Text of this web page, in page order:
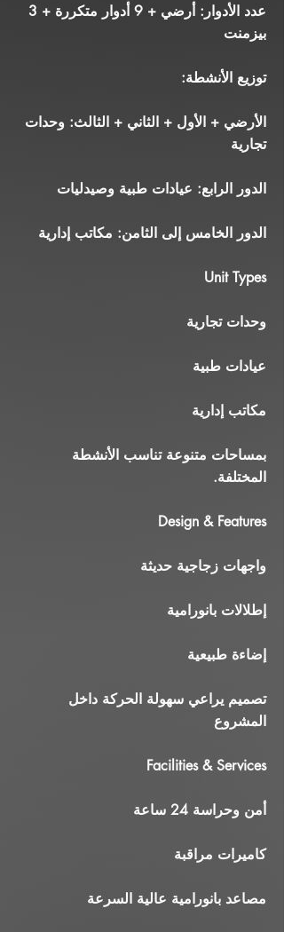
عدد الأدوار: أرضي + 9 أدوار متكررة + 3
بيزمنت
توزيع الأنشطة:
الأرضي + الأول + الثاني + الثالث: وحدات
تجارية
الدور الرابع: عيادات طبية وصيدليات
الدور الخامس إلى الثامن: مكاتب إدارية
Unit Types
وحدات تجارية
عيادات طبية
مكاتب إدارية
بمساحات متنوعة تناسب الأنشطة
المختلفة.
Design & Features
واجهات زجاجية حديثة
إطلالات بانورامية
إضاءة طبيعية
تصميم يراعي سهولة الحركة داخل
المشروع
Facilities & Services
أمن وحراسة 24 ساعة
كاميرات مراقبة
مصاعد بانورامية عالية السرعة